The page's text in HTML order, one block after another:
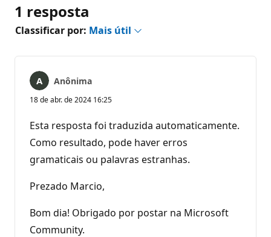
1 resposta
Classificar por: Mais útil
Anônima
18 de abr. de 2024 16:25
Esta resposta foi traduzida automaticamente.
Como resultado, pode haver erros
gramaticais ou palavras estranhas.
Prezado Marcio,
Bom dia! Obrigado por postar na Microsoft
Community.